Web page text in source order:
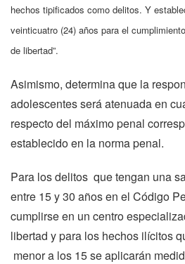
hechos tipificados como delitos. Y
veinticuatro (24) años para el
de libertad”.
Asimismo, determina que la
adolescentes será atenuada en
respecto del máximo penal
establecido en la norma penal.
Para los delitos que tengan una
entre 15 y 30 años en el Código
cumplirse en un centro
libertad y para los hechos ilícitos
menor a los 15 se aplicarán